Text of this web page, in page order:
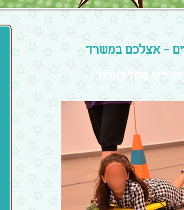
- אצלכם במשרד
כיף שקל לארגן